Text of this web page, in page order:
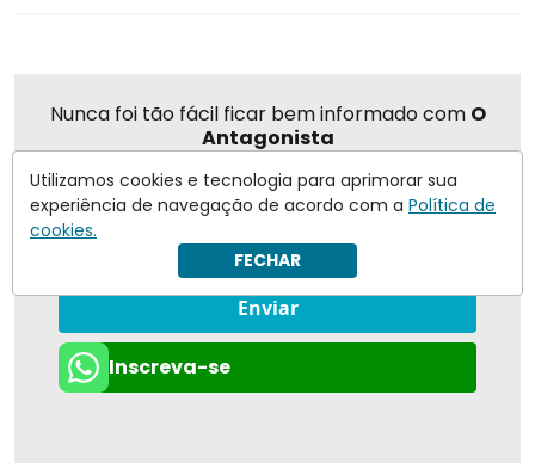
Nunca foi tão fácil ficar bem informado com O
Antagonista
Eu concordo em receber notificações | Para obter mais
Política de Privacidade
Enviar
Inscreva-se
Utilizamos cookies e tecnologia para aprimorar sua
experiência de navegação de acordo com a Política de
cookies.
FECHAR